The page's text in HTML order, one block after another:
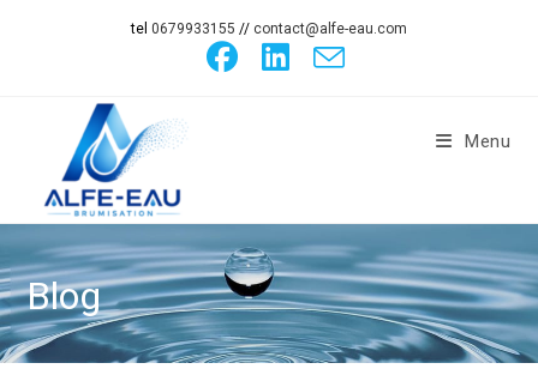
tel 0679933155 // contact@alfe-eau.com
Menu
Blog